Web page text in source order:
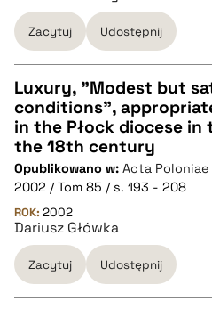
pobierz cytat
Zacytuj Udostępnij
CZYSTY TEKST
pobierz cytat
BIBTEX
pobierz cytat
Luxury, "Modest but
conditions",
in the Płock diocese
the 18th century
Opublikowano w: Acta
2002 / Tom 85 / s. 193 - 208
ROK: 2002
Dariusz Główka
Zacytuj Udostępnij